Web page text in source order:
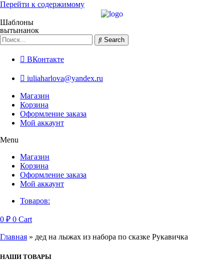
Перейти к содержимому
Шаблоны
вытынанок
Search
ВКонтакте
iuliaharlova@yandex.ru
Магазин
Корзина
Оформление заказа
Мой аккаунт
Menu
Магазин
Корзина
Оформление заказа
Мой аккаунт
Товаров:
0 ₽ 0 Cart
Главная » дед на лыжах из набора по сказке Рукавичка
НАШИ ТОВАРЫ